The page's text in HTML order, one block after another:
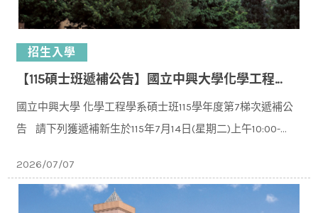
招生入學
【115碩士班遞補公告】國立中興大學化學工程學系碩士班115學年度入學第7梯次遞補公告
國立中興大學 化學工程學系碩士班115學年度第7梯次遞補公
告 請下列獲遞補新⽣於115年7⽉14⽇(星期二)上午10:00-
2026/07/07